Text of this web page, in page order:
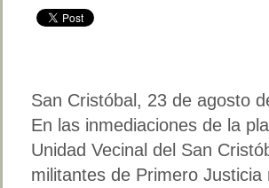
San Cristóbal, 23 de agosto
En las inmediaciones de la
Unidad Vecinal del San
militantes de Primero Justicia